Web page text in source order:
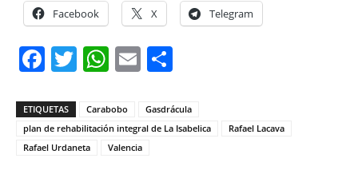
Facebook X Telegram
Facebook
Twitter
WhatsApp
Email
ETIQUETAS Carabobo
Gasdrácula
plan de rehabilitación integral de La Isabelica
Rafael Lacava
Rafael Urdaneta
Valencia